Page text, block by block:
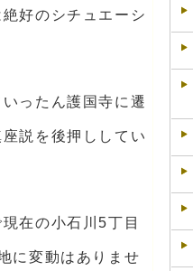
好のシチュエーシ
ったん護国寺に遷
説を後押ししてい
在の小石川5丁目
に変動はありませ